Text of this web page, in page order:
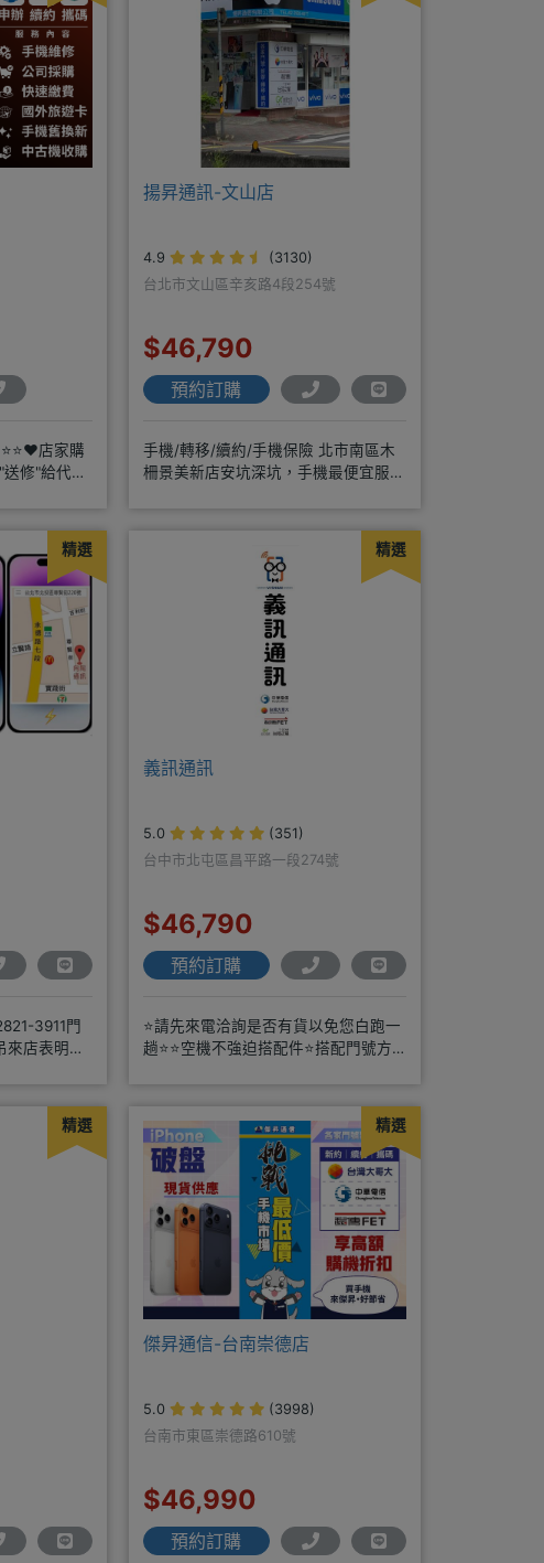
店家購
修"給代理
揚昇通訊-文山店
4.9
(3130)
台北市文山區辛亥路4段254號
$46,790
預約訂購
手機/轉移/續約/手機保險 北市南區木
柵景美新店安坑深坑，手機最便宜服務
精選
3911門
店表明手
精選
義訊通訊
5.0
(351)
台中市北屯區昌平路一段274號
$46,790
預約訂購
⭐請先來電洽詢是否有貨以免您白跑一
趟⭐⭐空機不強迫搭配件⭐搭配門號方
精選 精選
傑昇通信-台南崇德店
5.0
(3998)
台南市東區崇德路610號
$46,990
預約訂購